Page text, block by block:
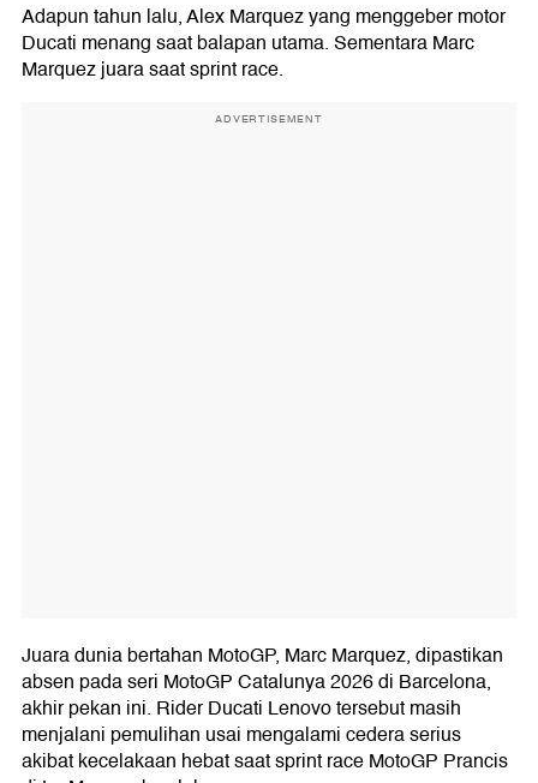
Adapun tahun lalu, Alex Marquez yang menggeber motor
Ducati menang saat balapan utama. Sementara Marc
Marquez juara saat sprint race.
ADVERTISEMENT
Juara dunia bertahan MotoGP, Marc Marquez, dipastikan
absen pada seri MotoGP Catalunya 2026 di Barcelona,
akhir pekan ini. Rider Ducati Lenovo tersebut masih
menjalani pemulihan usai mengalami cedera serius
akibat kecelakaan hebat saat sprint race MotoGP Prancis